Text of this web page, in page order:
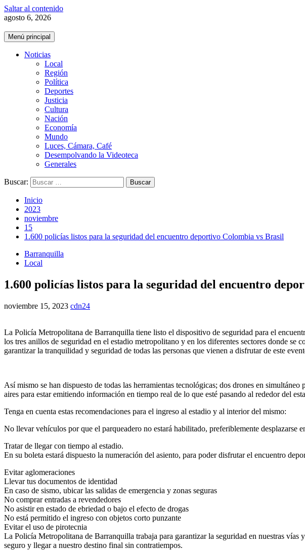
Saltar al contenido
agosto 6, 2026
Menú principal
Noticias
Local
Región
Política
Deportes
Justicia
Cultura
Nación
Economía
Mundo
Luces, Cámara, Café
Desempolvando la Videoteca
Generales
Buscar:
Inicio
2023
noviembre
15
1.600 policías listos para la seguridad del encuentro deportivo Colombia vs Brasil
Barranquilla
Local
1.600 policías listos para la seguridad del encuentro
noviembre 15, 2023 cdn24
La Policía Metropolitana de Barranquilla tiene listo el dispositivo de seguridad para el
los tres anillos de seguridad en el estadio metropolitano y en los diferentes sectores donde
garantizar la tranquilidad y seguridad de todas las personas que vienen a disfrutar de este
Así mismo se han dispuesto de todas las herramientas tecnológicas; dos drones en
aires para estar emitiendo información en tiempo real de lo que esté pasando al rededor del
Tenga en cuenta estas recomendaciones para el ingreso al estadio y al interior del mismo:
No llevar vehículos por que el parqueadero no estará habilitado, preferiblemente desplazarse
Tratar de llegar con tiempo al estadio.
En su boleta estará dispuesto la numeración del asiento, para poder disfrutar el encuentro
Evitar aglomeraciones
Llevar tus documentos de identidad
En caso de sismo, ubicar las salidas de emergencia y zonas seguras
No comprar entradas a revendedores
No asistir en estado de ebriedad o bajo el efecto de drogas
No está permitido el ingreso con objetos corto punzante
Evitar el uso de pirotecnia
La Policía Metropolitana de Barranquilla trabaja para garantizar la seguridad en nuestras
seguro y llegar a nuestro destino final sin contratiempos.